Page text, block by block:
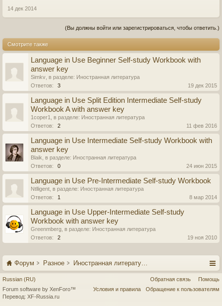
14 дек 2014
(Вы должны войти или зарегистрироваться, чтобы ответить.)
Смотрите также
Language in Use Beginner Self-study Workbook with
answer key
Simkv , в разделе: Иностранная литература
Ответов:
3 19 дек 2015
Language in Use Split Edition Intermediate Self-study
Workbook A with answer key
1coper1 , в разделе: Иностранная литература
Ответов:
2 11 фев 2016
Language in Use Intermediate Self-study Workbook with
answer key
Blaik , в разделе: Иностранная литература
Ответов:
0 24 июн 2015
Language in Use Pre-Intermediate Self-study Workbook
Ntlligent , в разделе: Иностранная литература
Ответов:
1 8 мар 2014
Language in Use Upper-Intermediate Self-study
Workbook with answer key
Greenmberg , в разделе: Иностранная литература
Ответов:
2 19 ноя 2010
Форум Разное Иностранная литература
Russian (RU) Обратная связь
Помощь
Условия и правила
Обращение к пользователям
Forum software by XenForo™
Перевод: XF-Russia.ru